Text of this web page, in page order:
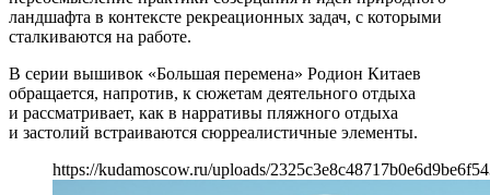
ландшафта в контексте рекреационных задач, с которыми
сталкиваются на работе.
В серии вышивок «Большая перемена» Родион Китаев
обращается, напротив, к сюжетам деятельного отдыха
и рассматривает, как в нарративы пляжного отдыха
и застолий встраиваются сюрреалистичные элементы.
https://kudamoscow.ru/uploads/